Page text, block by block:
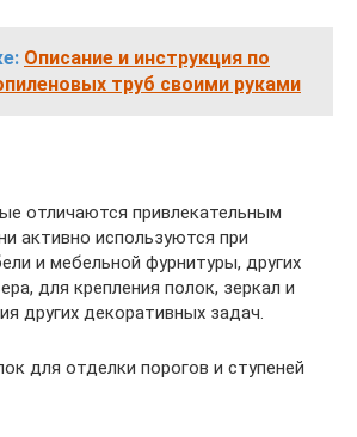
Описание и инструкция по
труб своими руками
отличаются привлекательным
активно используются при
и мебельной фурнитуры, других
для крепления полок, зеркал и
других декоративных задач.
для отделки порогов и ступеней